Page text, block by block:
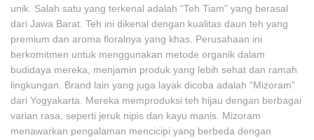
unik. Salah satu yang terkenal adalah “Teh Tiam” yang berasal
dari Jawa Barat. Teh ini dikenal dengan kualitas daun teh yang
premium dan aroma floralnya yang khas. Perusahaan ini
berkomitmen untuk menggunakan metode organik dalam
budidaya mereka, menjamin produk yang lebih sehat dan ramah
lingkungan. Brand lain yang juga layak dicoba adalah “Mizoram”
dari Yogyakarta. Mereka memproduksi teh hijau dengan berbagai
varian rasa, seperti jeruk nipis dan kayu manis. Mizoram
menawarkan pengalaman mencicipi yang berbeda dengan